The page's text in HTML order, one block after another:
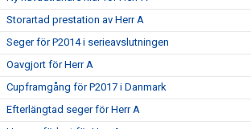
Storartad prestation av Herr A
Seger för P2014 i serieavslutningen
Oavgjort för Herr A
Cupframgång för P2017 i Danmark
Efterlängtad seger för Herr A